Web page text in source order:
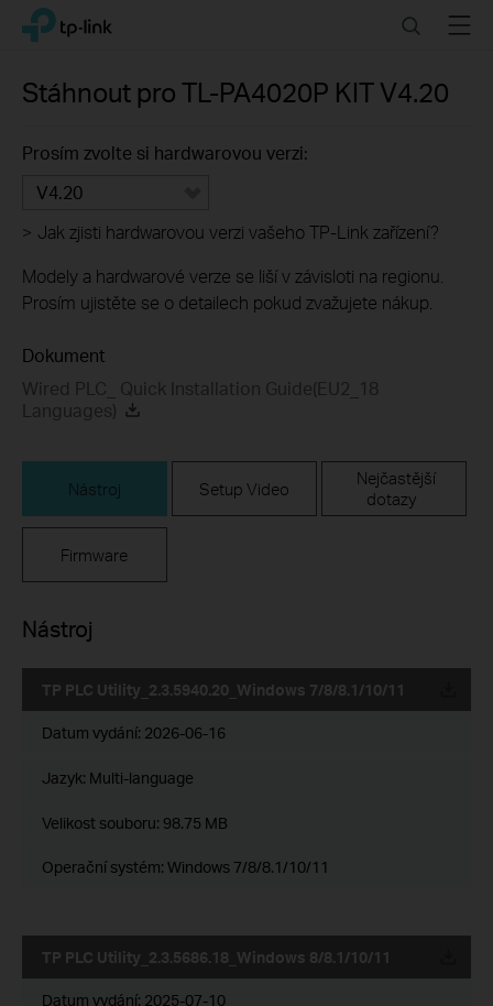
Click
navigation
TP-Link, Reliably Smart SearchMenu
Stáhnout proTL-PA4020P KITV4.20
Prosím zvolte si hardwarovou verzi:
V4.20
> Jak zjisti hardwarovou verzi vašeho TP-Link zařízení?
Modely a hardwarové verze se liší v závisloti na regionu.
Prosím ujistěte se o detailech pokud zvažujete nákup.
Dokument
Wired PLC_ Quick Installation Guide(EU2_18
Languages)
Nástroj Setup Video
Nejčastější
dotazy
Firmware
Nástroj
TP PLC Utility_2.3.5940.20_Windows 7/8/8.1/10/11
Datum vydání: 2026-06-16
Jazyk: Multi-language
Velikost souboru: 98.75 MB
Operační systém: Windows 7/8/8.1/10/11
TP PLC Utility_2.3.5686.18_Windows 8/8.1/10/11
Datum vydání: 2025-07-10